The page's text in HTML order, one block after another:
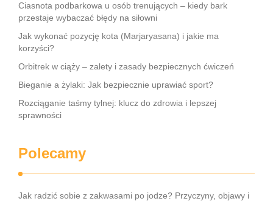
Ciasnota podbarkowa u osób trenujących – kiedy bark
przestaje wybaczać błędy na siłowni
Jak wykonać pozycję kota (Marjaryasana) i jakie ma
korzyści?
Orbitrek w ciąży – zalety i zasady bezpiecznych ćwiczeń
Bieganie a żylaki: Jak bezpiecznie uprawiać sport?
Rozciąganie taśmy tylnej: klucz do zdrowia i lepszej
sprawności
Polecamy
Jak radzić sobie z zakwasami po jodze? Przyczyny, objawy i